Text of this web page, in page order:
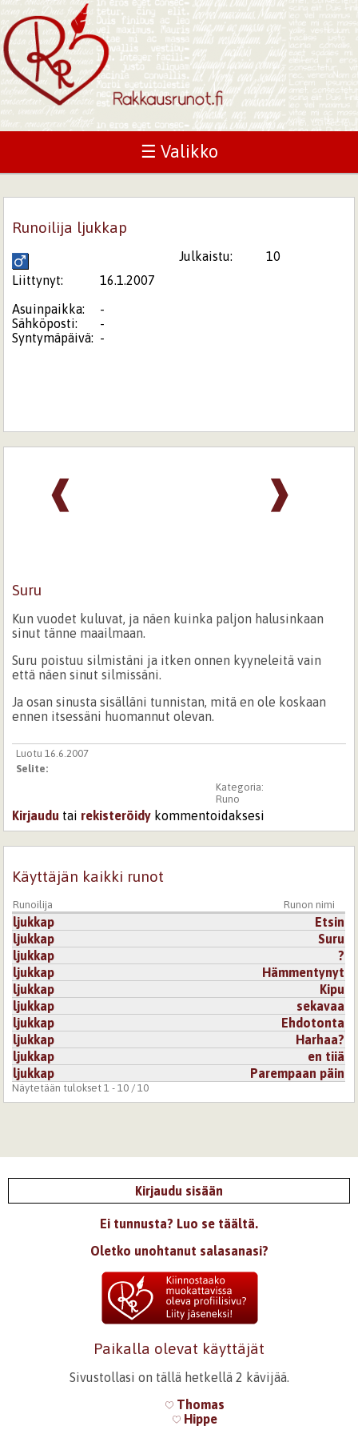
☰ Valikko
Runoilija ljukkap
Julkaistu:
10
Liittynyt:
16.1.2007
Asuinpaikka:
-
Sähköposti:
-
Syntymäpäivä: -
❱
❰
Suru
Kun vuodet kuluvat, ja näen kuinka paljon halusinkaan
sinut tänne maailmaan.
Suru poistuu silmistäni ja itken onnen kyyneleitä vain
että näen sinut silmissäni.
Ja osan sinusta sisälläni tunnistan, mitä en ole koskaan
ennen itsessäni huomannut olevan.
Luotu 16.6.2007
Selite:
Kategoria:
Runo
Kirjaudu tai rekisteröidy kommentoidaksesi
Käyttäjän kaikki runot
Runoilija Runon nimi
ljukkap
Etsin
ljukkap
Suru
ljukkap
?
ljukkap
Hämmentynyt
ljukkap
Kipu
ljukkap
sekavaa
ljukkap
Ehdotonta
ljukkap
Harhaa?
ljukkap
en tiiä
ljukkap
Parempaan päin
Näytetään tulokset 1 - 10 / 10
Kirjaudu sisään
Ei tunnusta? Luo se täältä.
Oletko unohtanut salasanasi?
Paikalla olevat käyttäjät
Sivustollasi on tällä hetkellä 2 kävijää.
Thomas
Hippe